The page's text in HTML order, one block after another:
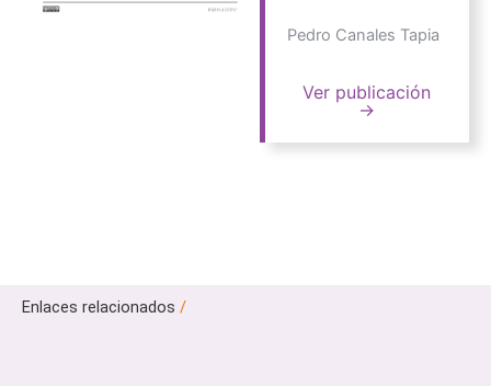
Pedro Canales Tapia
Ver publicación
→
Enlaces relacionados /